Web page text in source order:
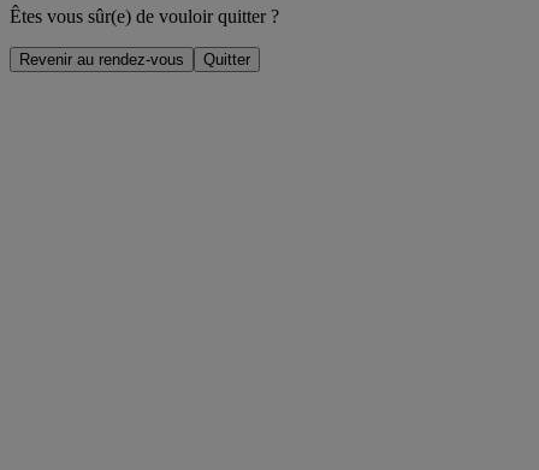
Êtes vous sûr(e) de vouloir quitter ?
Revenir au rendez-vous Quitter